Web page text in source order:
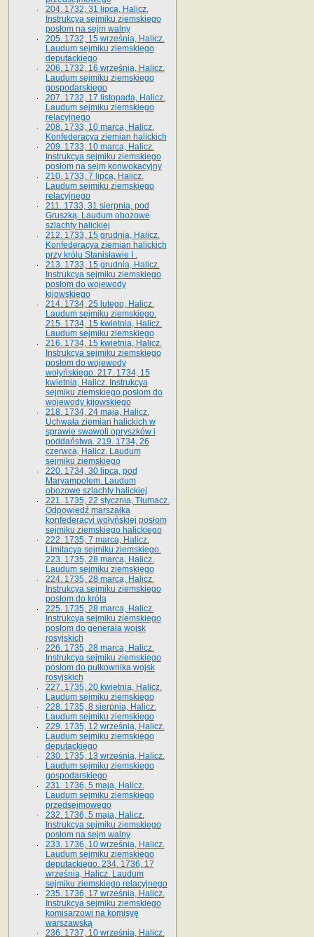
204. 1732, 31 lipca, Halicz.
Instrukcya sejmiku ziemskiego
posłom na sejm walny
205. 1732, 15 września, Halicz.
Laudum sejmiku ziemskiego
deputackiego
206. 1732, 16 września, Halicz.
Laudum sejmiku ziemskiego
gospodarskiego
207. 1732, 17 listopada, Halicz.
Laudum sejmiku ziemskiego
relacyjnego
208. 1733, 10 marca, Halicz.
Konfederacya ziemian halickich­
209. 1733, 10 marca, Halicz.
Instrukcya sejmiku ziemskiego
posłom na sejm konwokacyjny
210. 1733, 7 lipca, Halicz.
Laudum sejmiku ziemskiego
relacyjnego
211. 1733, 31 sierpnia, pod
Gruszką. Laudum obozowe
szlachty halickiej
212. 1733, 15 grudnia, Halicz.
Konfederacya ziemian halickich
przy królu Stanisławie I .
213. 1733, 15 grudnia, Halicz.
Instrukcya sejmiku ziemskiego
posłom do wojewody
kijowskiego
214. 1734, 25 lutego, Halicz.
Laudum sejmiku ziemskiego.
215. 1734, 15 kwietnia, Halicz.
Laudum sejmiku ziemskiego
216. 1734, 15 kwietnia, Halicz.
Instrukcya sejmiku ziemskiego
posłom do wojewody
wołyńskiego. 217. 1734, 15
kwietnia, Halicz. Instrukcya
sejmiku ziemskiego posłom do
wojewody kijowskiego
218. 1734, 24 maja, Halicz.
Uchwała ziemian halickich w
sprawie swawoli opryszków i
poddaństwa. 219. 1734, 26
czerwca, Halicz. Laudum
sejmiku ziemskiego
220. 1734, 30 lipca, pod
Maryampolem. Laudum
obozowe szlachty halickiej
221. 1735, 22 stycznia, Tłumacz.
Odpowiedź marszałka
konfederacyi wołyńskiej posłom
sejmiku ziemskiego halickiego
222. 1735, 7 marca, Halicz.
Limitacya sejmiku ziemskiego.
223. 1735, 28 marca, Halicz.
Laudum sejmiku ziemskiego
224. 1735, 28 marca, Halicz.
Instrukcya sejmiku ziemskiego
posłom do króla
225. 1735, 28 marca, Halicz.
Instrukcya sejmiku ziemskiego
posłom do generała wojsk
rosyjskich
226. 1735, 28 marca, Halicz.
Instrukcya sejmiku ziemskiego
posłom do pułkownika wojsk
rosyjskich
227. 1735, 20 kwietnia, Halicz.
Laudum sejmiku ziemskiego
228. 1735, 8 sierpnia, Halicz.
Laudum sejmiku ziemskiego
229. 1735, 12 września, Halicz.
Laudum sejmiku ziemskiego
deputackiego
230. 1735, 13 września, Halicz.
Laudum sejmiku ziemskiego
gospodarskiego
231. 1736, 5 maja, Halicz.
Laudum sejmiku ziemskiego
przedsejmowego
232. 1736, 5 maja, Halicz.
Instrukcya sejmiku ziemskiego
posłom na sejm walny
233. 1736, 10 września, Halicz.
Laudum sejmiku ziemskiego
deputackiego. 234. 1736, 17
września, Halicz. Laudum
sejmiku ziemskiego relacyjnego
235. 1736, 17 września, Halicz.
Instrukcya sejmiku ziemskiego
komisarzowi na komisyę
warszawską
236. 1737, 10 września, Halicz.